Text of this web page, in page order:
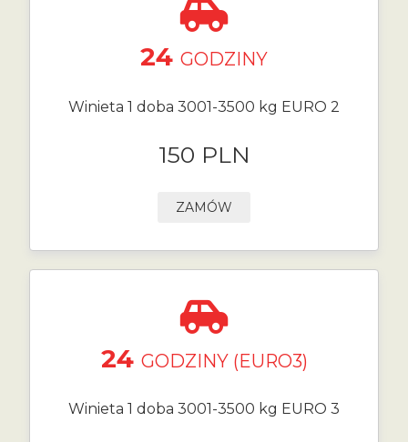
24 GODZINY
Winieta 1 doba 3001-3500 kg EURO 2
150 PLN
ZAMÓW
24 GODZINY (EURO3)
Winieta 1 doba 3001-3500 kg EURO 3